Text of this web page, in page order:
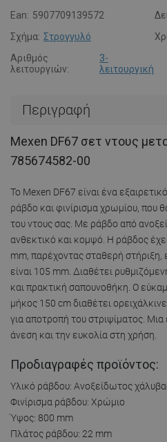
Ean: 5907709139572
Σχήμα: Στρογγυλό
Αριθμός
λειτουργιών:
3-
λειτουργική
Περιγραφή
Mexen DF67 σετ ντους
785674582-00
Το Mexen DF67 είναι ένα
ράβδο και φινίρισμα χρωμίου, που
του ντους σας. Με ράβδο από
ανθεκτικό και κομψό. Η ράβδος
mm, παρέχοντας σταθερή
είναι 105 mm. Διαθέτει
και πρακτική σαπουνοθήκη. Ο
μήκος 150 cm διαθέτει
για αποτροπή του στριψίματος. Μια
άνεση και την ευκολία στη χρήση.
Προδιαγραφές προϊόντος:
Υλικό ράβδου: Ανοξείδωτος
Φινίρισμα ράβδου: Χρώμιο
Ύψος: 800 mm
Πλάτος ράβδου: 22 mm